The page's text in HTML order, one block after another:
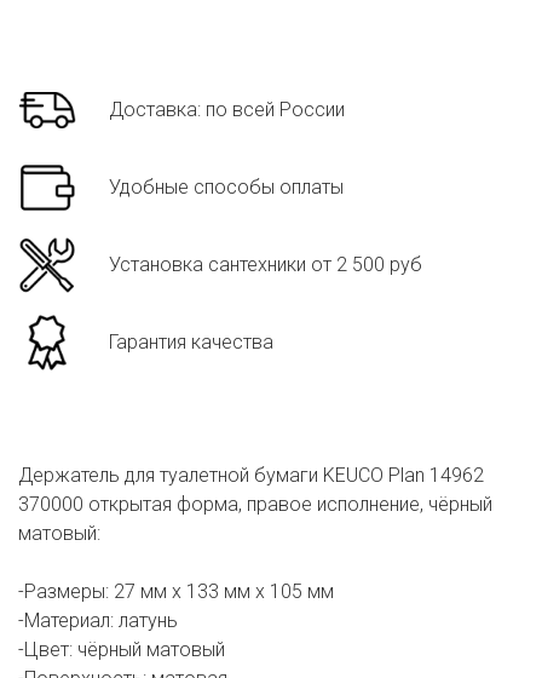
Доставка: по всей России
Удобные способы оплаты
Установка сантехники от 2 500 руб
Гарантия качества
Держатель для туалетной бумаги KEUCO Plan 14962
370000 открытая форма, правое исполнение, чёрный
матовый:
-Размеры: 27 мм х 133 мм х 105 мм
-Материал: латунь
-Цвет: чёрный матовый